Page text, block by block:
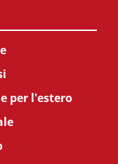
per l'estero